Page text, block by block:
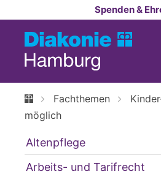
Zum Inhalt springenSpenden &
Fachthemen
möglich
Altenpflege
Arbeits- und Tarifrecht